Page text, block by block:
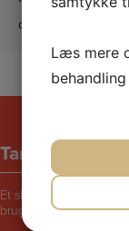
CVR: 30771397
Tante Andantes
Et skægt og rart sted
bruge fantasien, lege,
Læs mere